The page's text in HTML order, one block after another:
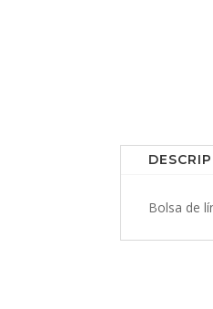
Bolsa de